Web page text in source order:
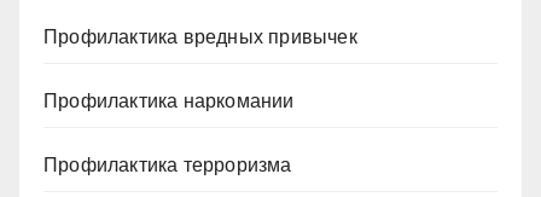
Профилактика вредных привычек
Профилактика наркомании
Профилактика терроризма